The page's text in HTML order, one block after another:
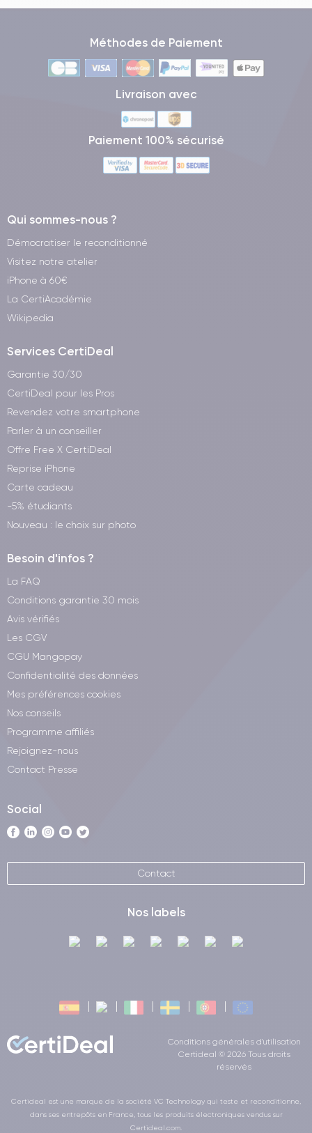
Méthodes de Paiement
Livraison avec
Paiement 100% sécurisé
Qui sommes-nous ?
Démocratiser le reconditionné
Visitez notre atelier
iPhone à 60€
La CertiAcadémie
Wikipedia
Services CertiDeal
Garantie 30/30
CertiDeal pour les Pros
Revendez votre smartphone
Parler à un conseiller
Offre Free X CertiDeal
Reprise iPhone
Carte cadeau
-5% étudiants
Nouveau : le choix sur photo
Besoin d'infos ?
La FAQ
Conditions garantie 30 mois
Avis vérifiés
Les CGV
CGU Mangopay
Confidentialité des données
Mes préférences cookies
Nos conseils
Programme affiliés
Rejoignez-nous
Contact Presse
Social
Contact
Nos labels
Conditions générales d'utilisation
Certideal © 2026 Tous droits
réservés
Certideal est une marque de la société VC Technology qui teste et reconditionne,
dans ses entrepôts en France, tous les produits électroniques vendus sur
Certideal.com.